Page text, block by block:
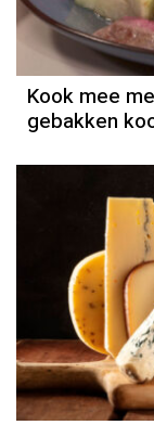
Kook mee
gebakken